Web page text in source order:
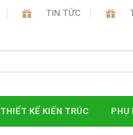
TIN TỨC
THIẾT KẾ KIẾN TRÚC PHỤ